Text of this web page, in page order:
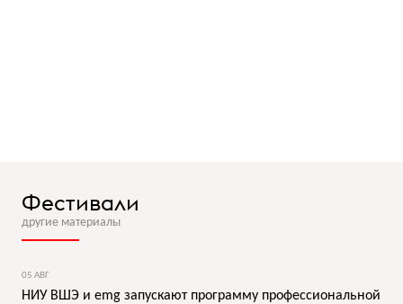
Фестивали
другие материалы
05 АВГ
НИУ ВШЭ и emg запускают программу профессиональной